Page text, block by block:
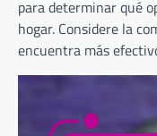
para determinar qué
hogar. Considere la
encuentra más